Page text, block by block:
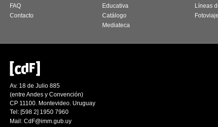
FAQ
Contacto
Educativa
Catálogo
Mediateca
Líneas
Av. 18 de Julio 885
(entre Andes y Convención)
CP 11100. Montevideo. Uruguay
Tel: [598 2] 1950 7960
Mail: CdF@imm.gub.uy